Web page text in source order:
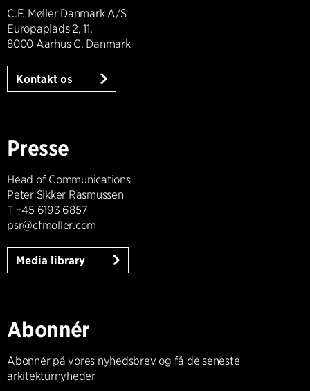
C.F. Møller Danmark A/S
Europaplads 2, 11.
8000 Aarhus C, Danmark
Kontakt os
Presse
Head of Communications
Peter Sikker Rasmussen
T +45 6193 6857
psr@cfmoller.com
Media library
Abonnér
Abonnér på vores nyhedsbrev og få de seneste
arkitekturnyheder